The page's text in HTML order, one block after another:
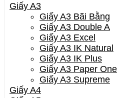
Giấy A3
Giấy A3 Bãi Bằng
Giấy A3 Double A
Giấy A3 Excel
Giấy A3 IK Natural
Giấy A3 IK Plus
Giấy A3 Paper One
Giấy A3 Supreme
Giấy A4